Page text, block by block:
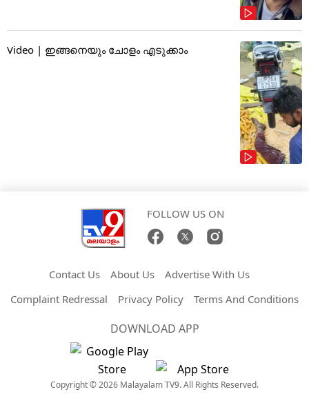
Video | ഇങ്ങനെയും ചോളം എടുക്കാം
FOLLOW US ON
Contact Us About Us
Advertise With Us
Complaint Redressal
Privacy Policy Terms And Conditions
DOWNLOAD APP
Copyright © 2026 Malayalam TV9. All Rights Reserved.